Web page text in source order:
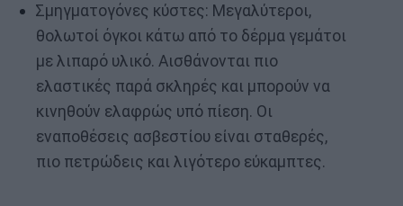
Σμηγματογόνες κύστες: Μεγαλύτεροι,
θολωτοί όγκοι κάτω από το δέρμα γεμάτοι
με λιπαρό υλικό. Αισθάνονται πιο
ελαστικές παρά σκληρές και μπορούν να
κινηθούν ελαφρώς υπό πίεση. Οι
εναποθέσεις ασβεστίου είναι σταθερές,
πιο πετρώδεις και λιγότερο εύκαμπτες.